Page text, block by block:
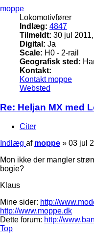
moppe
Lokomotivfører
Indlæg: 4847
Tilmeldt: 30 jul
Digital: Ja
Scale: H0 - 2-rail
Geografisk sted:
Kontakt:
Kontakt moppe
Websted
Re: Heljan MX med
Citer
Indlæg af moppe » 03 jul
Mon ikke der mangler
bogie?
Klaus
Mine sider: http://
http://www.moppe.dk
Dette forum: http://
Top